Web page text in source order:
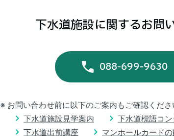
下水道施設に関するお問
088-699-9630
※ お問い合わせ前に以下のご案内もご確認くださ
下水道施設見学案内
下水道標語コ
下水道出前講座
マンホールカード